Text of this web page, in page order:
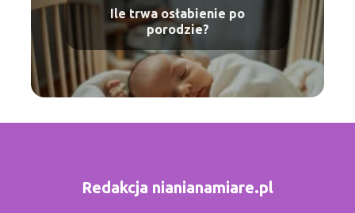
Ile trwa osłabienie po
porodzie?
Redakcja nianianamiare.pl